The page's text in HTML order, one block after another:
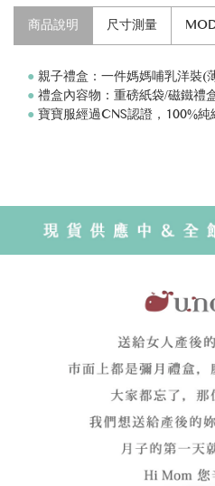
商品說明 尺寸測量
● 親子禮盒：一件媽媽哺乳洋裝(
● 禮盒內容物：重磅紙袋/磁鐵禮
● 寶寶服經過CNS認證，100%純